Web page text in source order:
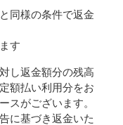
同様の条件で返金
す
し返金額分の残高
額払い利用分をお
スがございます。
に基づき返金いた